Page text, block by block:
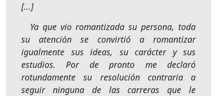
[...]
Ya que vio romantizada su persona, toda
su atención se convirtió a romantizar
igualmente sus ideas, su carácter y sus
estudios. Por de pronto me declaró
rotundamente su resolución contraria a
seguir ninguna de las carreras que le